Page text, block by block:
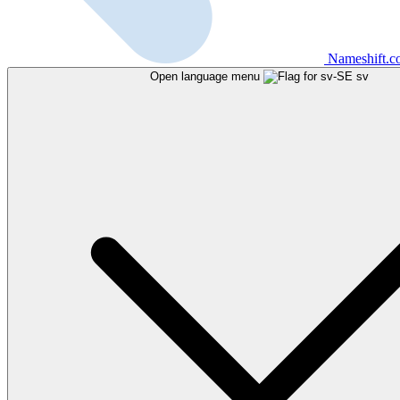
Open language menu sv